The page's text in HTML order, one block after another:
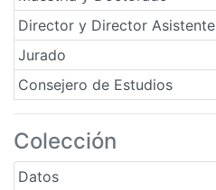
Director y Director Asistente
Jurado
Consejero de Estudios
Colección
Datos